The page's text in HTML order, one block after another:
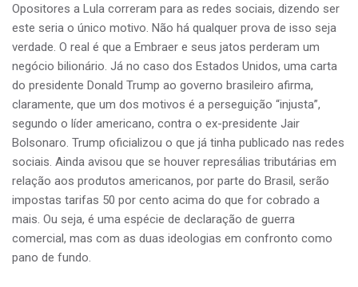
Opositores a Lula correram para as redes sociais, dizendo ser
este seria o único motivo. Não há qualquer prova de isso seja
verdade. O real é que a Embraer e seus jatos perderam um
negócio bilionário. Já no caso dos Estados Unidos, uma carta
do presidente Donald Trump ao governo brasileiro afirma,
claramente, que um dos motivos é a perseguição “injusta”,
segundo o líder americano, contra o ex-presidente Jair
Bolsonaro. Trump oficializou o que já tinha publicado nas redes
sociais. Ainda avisou que se houver represálias tributárias em
relação aos produtos americanos, por parte do Brasil, serão
impostas tarifas 50 por cento acima do que for cobrado a
mais. Ou seja, é uma espécie de declaração de guerra
comercial, mas com as duas ideologias em confronto como
pano de fundo.